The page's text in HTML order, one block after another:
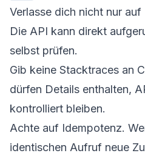
Verlasse dich nicht nur
Die API kann direkt
selbst prüfen.
Gib keine Stacktraces an
dürfen Details enthalten,
kontrolliert bleiben.
Achte auf Idempotenz.
identischen Aufruf neue